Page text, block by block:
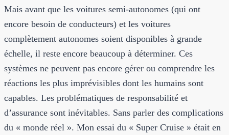
Mais avant que les voitures semi-autonomes (qui ont
encore besoin de conducteurs) et les voitures
complètement autonomes soient disponibles à grande
échelle, il reste encore beaucoup à déterminer. Ces
systèmes ne peuvent pas encore gérer ou comprendre les
réactions les plus imprévisibles dont les humains sont
capables. Les problématiques de responsabilité et
d’assurance sont inévitables. Sans parler des complications
du « monde réel ». Mon essai du « Super Cruise » était en